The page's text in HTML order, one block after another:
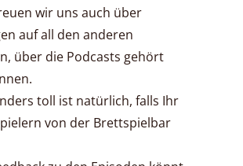
wir uns auch über
auf all den anderen
über die Podcasts gehört
toll ist natürlich, falls Ihr
von der Brettspielbar